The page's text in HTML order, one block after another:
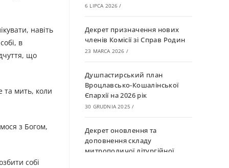
навіть
в
що
та мить, коли
з Богом,
собі
6 LIPCA 2026 /
Декрет призначення нових
членів Комісії зі Справ Родин
23 MARCA 2026 /
Душпастирський план
Вроцлавсько-Кошалінської
Єпархії на 2026 рік
30 GRUDNIA 2025 /
Декрет оновлення та
доповнення складу
митрополичої літургійної